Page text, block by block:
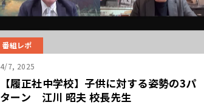
番組レポ
4/7, 2025
【履正社中学校】子供に対する姿勢の3パ
ターン 江川 昭夫 校長先生